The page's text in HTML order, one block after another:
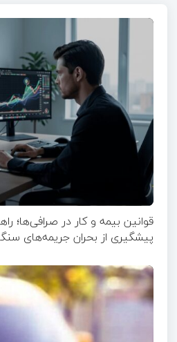
قوانین بیمه و کار در صرافی‌ها؛
پیشگیری از بحران جریمه‌های